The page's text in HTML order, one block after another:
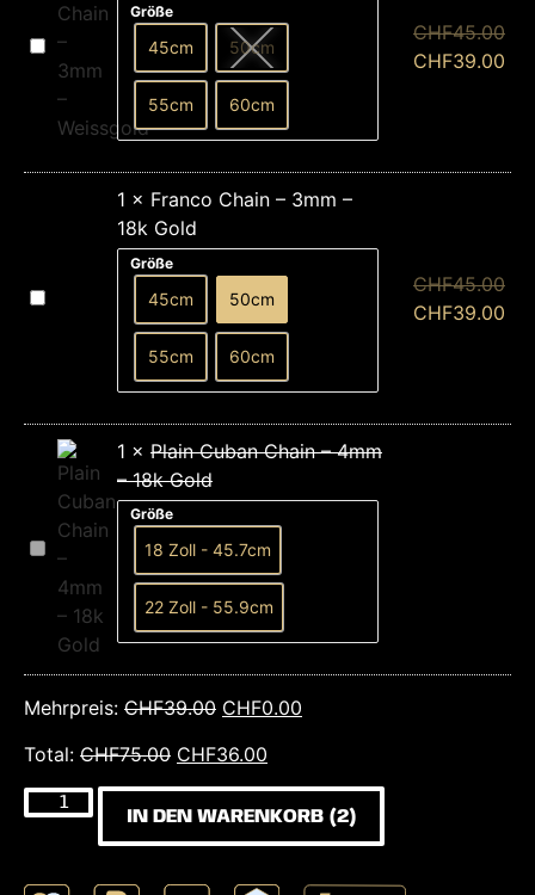
Franco
Chain
3mm
Weissgold
Größe
45cm 50cm
55cm 60cm
CHF45.00
CHF39.00
Franco
Chain
1 × Franco Chain – 3mm –
18k Gold
Größe
45cm 50cm
55cm 60cm
CHF45.00
CHF39.00
Plain
Cuban
Chain
4mm
Gold
1 × Plain Cuban Chain – 4mm
– 18k Gold
Größe
18 Zoll - 45.7cm
22 Zoll - 55.9cm
Mehrpreis: CHF39.00 CHF0.00
Total: CHF75.00 CHF36.00
IN DEN WARENKORB 2